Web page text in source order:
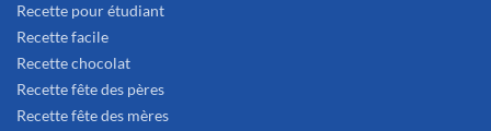
Recette pour étudiant
Recette facile
Recette chocolat
Recette fête des pères
Recette fête des mères